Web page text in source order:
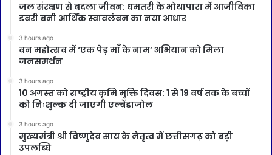
जल संरक्षण से बदला जीवन: धमतरी के भोथापारा में आजीविका
डबरी बनी आर्थिक स्वावलंबन का नया आधार
3 hours ago
वन महोत्सव में ‘एक पेड़ माँ के नाम’ अभियान को मिला
जनसमर्थन
3 hours ago
10 अगस्त को राष्ट्रीय कृमि मुक्ति दिवस: 1 से 19 वर्ष तक के बच्चों
को निःशुल्क दी जाएगी एल्बेंडाजोल
3 hours ago
मुख्यमंत्री श्री विष्णुदेव साय के नेतृत्व में छत्तीसगढ़ को बड़ी
उपलब्धि